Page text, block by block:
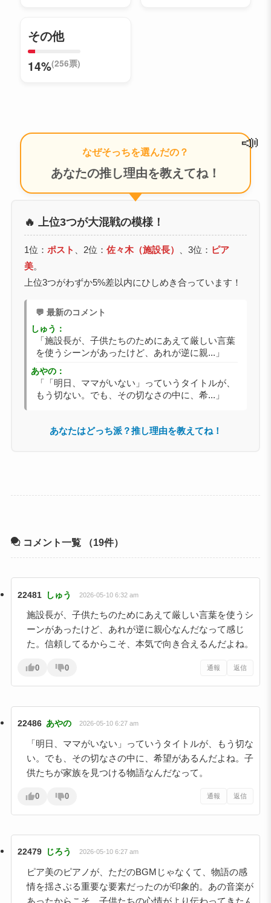
その他
14%(256票)
なぜそっちを選んだの？
あなたの推し理由を教えてね！
📣
🔥 上位3つが大混戦の模様！
1位： ポスト 、2位： 佐々木（施設長） 、3位： ピア
美。
上位3つがわずか5%差以内にひしめき合っています！
💬 最新のコメント
しゅう：
「施設長が、子供たちのためにあえて厳しい言葉
を使うシーンがあったけど、あれが逆に親...」
あやの：
「「明日、ママがいない」っていうタイトルが、
もう切ない。でも、その切なさの中に、希...」
あなたはどっち派？推し理由を教えてね！
コメント一覧 （19件）
22481 しゅう 2026-05-10 6:32 am
施設長が、子供たちのためにあえて厳しい言葉を使うシ
ーンがあったけど、あれが逆に親心なんだなって感じ
た。信頼してるからこそ、本気で向き合えるんだよね。
0 0 通報 返信
22486 あやの 2026-05-10 6:27 am
「明日、ママがいない」っていうタイトルが、もう切な
い。でも、その切なさの中に、希望があるんだよね。子
供たちが家族を見つける物語なんだなって。
0 0 通報 返信
22479 じろう 2026-05-10 6:27 am
ピア美のピアノが、ただのBGMじゃなくて、物語の感
情を揺さぶる重要な要素だったのが印象的。あの音楽が
あったからこそ、子供たちの心情がより伝わってきたん